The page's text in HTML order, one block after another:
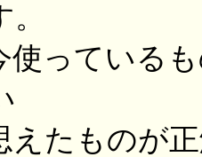
使っている
えたものが